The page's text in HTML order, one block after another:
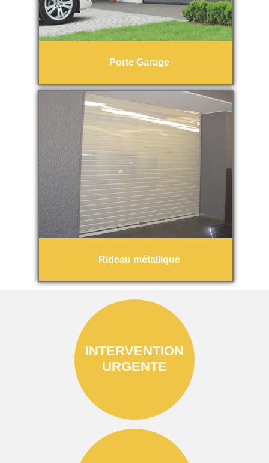
Porte Garage
Rideau métallique
INTERVENTION
URGENTE